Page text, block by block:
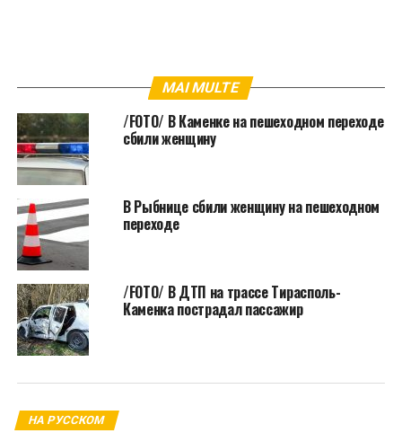
MAI MULTE
/FOTO/ В Каменке на пешеходном переходе
сбили женщину
В Рыбнице сбили женщину на пешеходном
переходе
/FOTO/ В ДТП на трассе Тирасполь-
Каменка пострадал пассажир
НА РУССКОМ